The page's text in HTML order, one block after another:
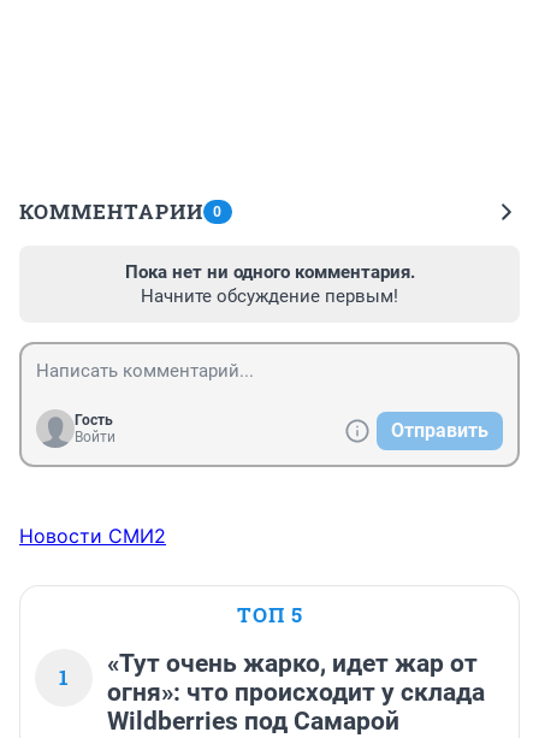
КОММЕНТАРИИ 0
Пока нет ни одного комментария.
Начните обсуждение первым!
Гость
Войти
Отправить
Новости СМИ2
ТОП 5
1
«Тут очень жарко, идет жар от
огня»: что происходит у склада
Wildberries под Самарой